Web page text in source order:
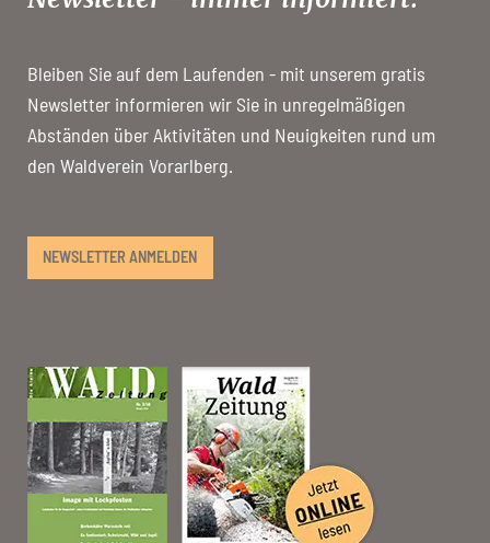
Bleiben Sie auf dem Laufenden - mit unserem gratis
Newsletter informieren wir Sie in unregelmäßigen
Abständen über Aktivitäten und Neuigkeiten rund um
den Waldverein Vorarlberg.
NEWSLETTER ANMELDEN